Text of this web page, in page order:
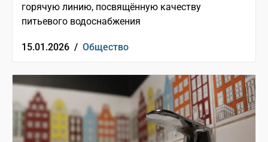
горячую линию, посвящённую качеству
питьевого водоснабжения
15.01.2026 / Общество